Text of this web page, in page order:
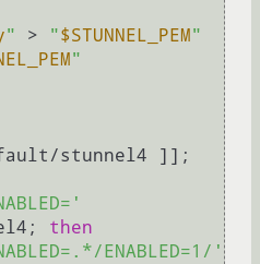
" > "$STUNNEL_PEM"
"
then
ENABLED=1/'